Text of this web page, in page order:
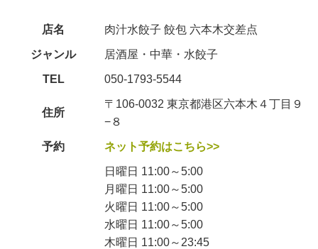
店名 肉汁水餃子 餃包 六本木交差点
ジャンル 居酒屋・中華・水餃子
TEL 050-1793-5544
住所
〒106-0032 東京都港区六本木４丁目９
−８
予約 ネット予約はこちら>>
日曜日 11:00～5:00
月曜日 11:00～5:00
火曜日 11:00～5:00
水曜日 11:00～5:00
木曜日 11:00～23:45